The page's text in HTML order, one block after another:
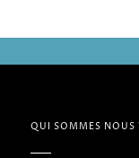
QUI SOMMES NOUS